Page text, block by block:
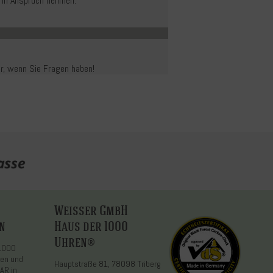
wenn Sie Fragen haben!
und
in
Weisser GmbH
Haus der 1000
Uhren®
Hauptstraße 81, 78098 Triberg